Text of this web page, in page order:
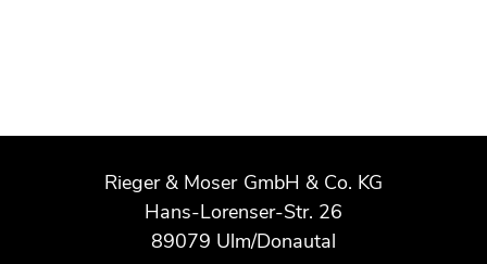
Rieger & Moser GmbH & Co. KG
Hans-Lorenser-Str. 26
89079 Ulm/Donautal